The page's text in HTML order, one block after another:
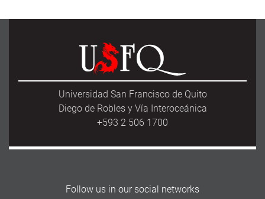
Universidad San Francisco de Quito
Diego de Robles y Vía Interoceánica
+593 2 506 1700
Follow us in our social networks